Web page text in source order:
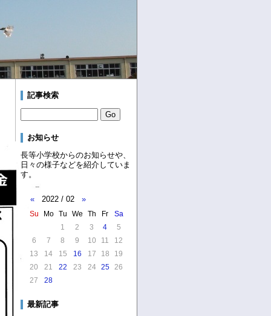
記事検索
お知らせ
長等小学校からのお知らせや、
日々の様子などを紹介していま
す。
« 2022 / 02 »
Su Mo Tu We Th Fr
Sa
1
2 3 4
5
6
7 8 9 10 11
12
13
14 15 16 17 18
19
20
21 22 23 24 25
26
27
28
最新記事